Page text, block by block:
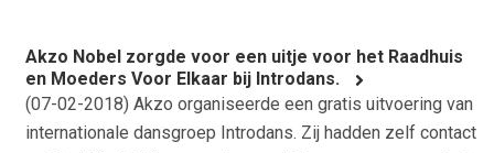
Akzo Nobel zorgde voor een uitje voor het Raadhuis
en Moeders Voor Elkaar bij Introdans.
(07-02-2018) Akzo organiseerde een gratis uitvoering van
internationale dansgroep Introdans. Zij hadden zelf contact